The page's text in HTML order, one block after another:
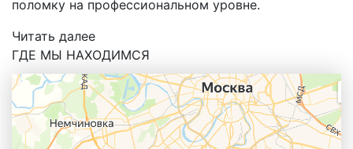
поломку на профессиональном уровне.
Читать далее
ГДЕ МЫ НАХОДИМСЯ